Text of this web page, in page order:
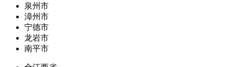
泉州市
漳州市
宁德市
龙岩市
南平市